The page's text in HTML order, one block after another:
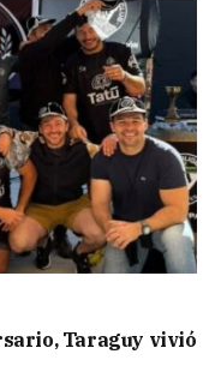
Taraguy vivió